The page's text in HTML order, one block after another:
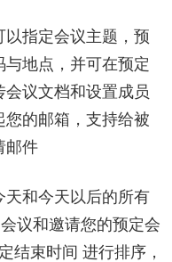
以指定会议主题，预
地点，并可在预定
议文档和设置成员
的邮箱，支持给被
邮件
和今天以后的所有
议和邀请您的预定会
结束时间 进行排序，